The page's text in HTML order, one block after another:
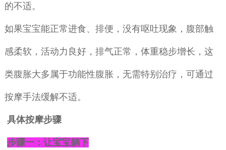
的不适。
如果宝宝能正常进食、排便，没有呕吐现象，腹部触
感柔软，活动力良好，排气正常，体重稳步增长，这
类腹胀大多属于功能性腹胀，无需特别治疗，可通过
按摩手法缓解不适。
具体按摩步骤
步骤一：让宝宝躺下